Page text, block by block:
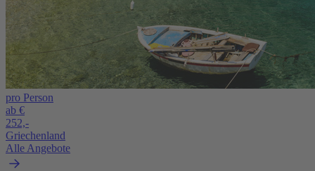
pro Person
ab €
252,-
Griechenland
Alle Angebote